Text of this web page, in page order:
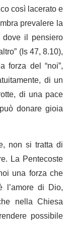
così lacerato e
prevalere la
il pensiero
(Is 47, 8.10),
forza del “noi”,
di un
di una pace
donare gioia
non si tratta di
La Pentecoste
una forza che
di Dio,
nella Chiesa
possibile